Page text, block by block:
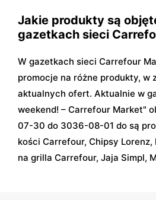
Jakie produkty są
gazetkach sieci
W gazetkach sieci Carrefour
promocje na różne produkty, w
aktualnych ofert. Aktualnie w
weekend! – Carrefour Market"
07-30 do 3036-08-01 do są
kości Carrefour, Chipsy Lorenz,
na grilla Carrefour, Jaja Simpl,